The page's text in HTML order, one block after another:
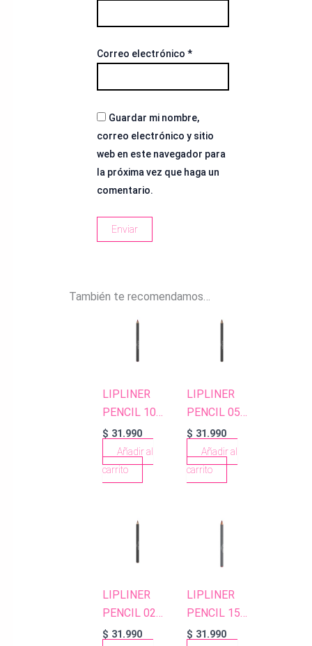
Correo electrónico *
Guardar mi nombre,
correo electrónico y sitio
web en este navegador para
la próxima vez que haga un
comentario.
También te recomendamos…
LIPLINER
PENCIL 10
STAR PINK
$ 31.990
Añadir al
carrito
LIPLINER
PENCIL 05
MILKY
COCOA
$ 31.990
Añadir al
carrito
LIPLINER
PENCIL 02
DIRTY NUDE
$ 31.990
LIPLINER
PENCIL 15
BERRY RED
$ 31.990